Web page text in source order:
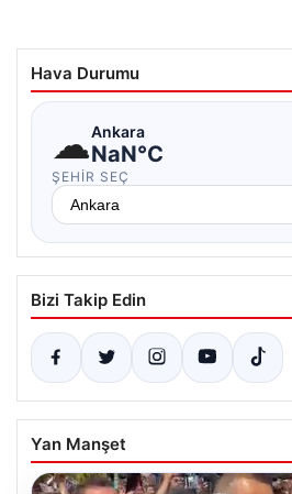
Hava Durumu
☁Ankara
NaN°C
ŞEHIR SEÇ
Bizi Takip Edin
Yan Manşet